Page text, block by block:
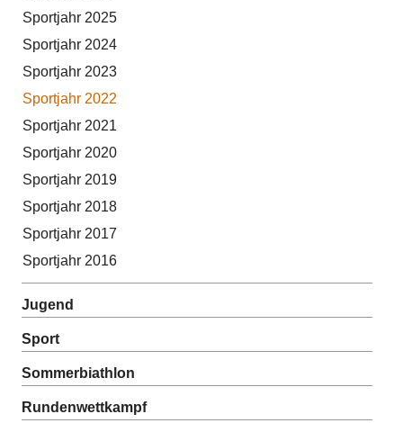
Sportjahr 2025
Sportjahr 2024
Sportjahr 2023
Sportjahr 2022
Sportjahr 2021
Sportjahr 2020
Sportjahr 2019
Sportjahr 2018
Sportjahr 2017
Sportjahr 2016
Jugend
Sport
Sommerbiathlon
Rundenwettkampf